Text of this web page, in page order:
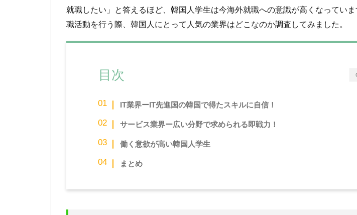
就職したい」と答えるほど、韓国人学生は今海外就職への意識が高くなってい
職活動を行う際、韓国人にとって人気の業界はどこなのか調査してみました。
目次
IT業界ーIT先進国の韓国で得たスキルに自信！
サービス業界ー広い分野で求められる即戦力！
働く意欲が高い韓国人学生
まとめ